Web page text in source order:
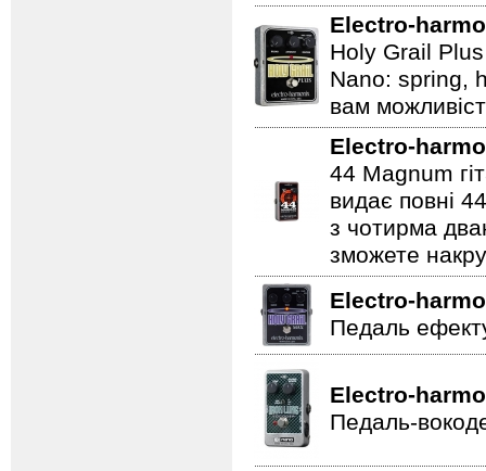
Electro-
Holy Grail Plus
Nano: spring,
вам
Electro-
44 Magnum
видає повні
з чотирма
зможете
Electro-
Педаль
Electro-
Педаль-